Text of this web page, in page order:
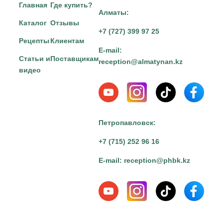
Главная
Каталог
Рецепты
Статьи и
видео
Где купить?
Отзывы
Клиентам
Поставщикам
Алматы:
+7 (727) 399 97 25
E-mail:
reception@almatynan.kz
Петропавловск:
+7 (715) 252 96 16
E-mail: reception@phbk.kz